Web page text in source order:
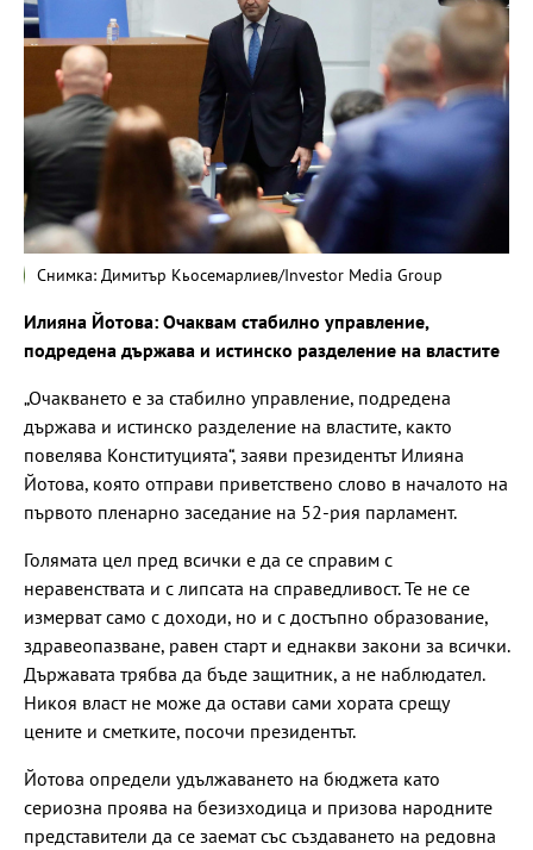
Снимка: Димитър Кьосемарлиев/Investor Media Group
Илияна Йотова: Очаквам стабилно управление,
подредена държава и истинско разделение на властите
„Очакването е за стабилно управление, подредена
държава и истинско разделение на властите, както
повелява Конституцията“, заяви президентът Илияна
Йотова, която отправи приветствено слово в началото на
първото пленарно заседание на 52-рия парламент.
Голямата цел пред всички е да се справим с
неравенствата и с липсата на справедливост. Те не се
измерват само с доходи, но и с достъпно образование,
здравеопазване, равен старт и еднакви закони за всички.
Държавата трябва да бъде защитник, а не наблюдател.
Никоя власт не може да остави сами хората срещу
цените и сметките, посочи президентът.
Йотова определи удължаването на бюджета като
сериозна проява на безизходица и призова народните
представители да се заемат със създаването на редовна